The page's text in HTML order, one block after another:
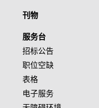
刊物
服务台
招标公告
职位空缺
表格
电子服务